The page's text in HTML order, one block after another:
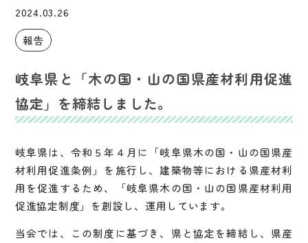
2024.03.26
報告
岐阜県と「木の国・山の国県産材利用促進
協定」を締結しました。
岐阜県は、令和５年４月に「岐阜県木の国・山の国県産
材利用促進条例」を施行し、建築物等における県産材利
用を促進するため、「岐阜県木の国・山の国県産材利用
促進協定制度」を創設し、運用しています。
当会では、この制度に基づき、県と協定を締結し、県産